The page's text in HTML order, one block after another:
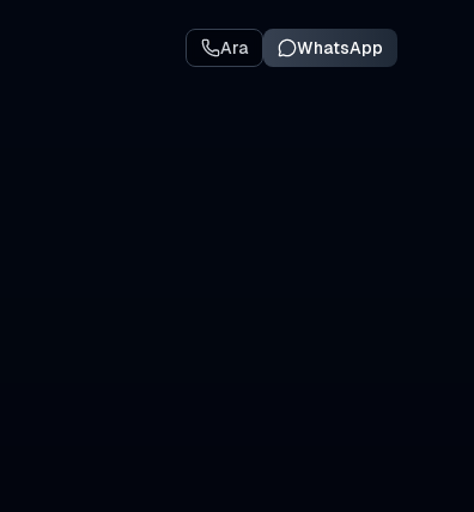
Ara WhatsApp